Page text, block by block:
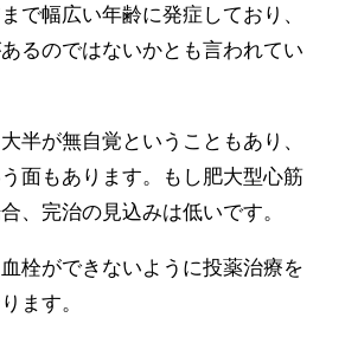
で幅広い年齢に発症しており、
るのではないかとも言われてい
半が無自覚ということもあり、
面もあります。もし肥大型心筋
、完治の見込みは低いです。
栓ができないように投薬治療を
ます。